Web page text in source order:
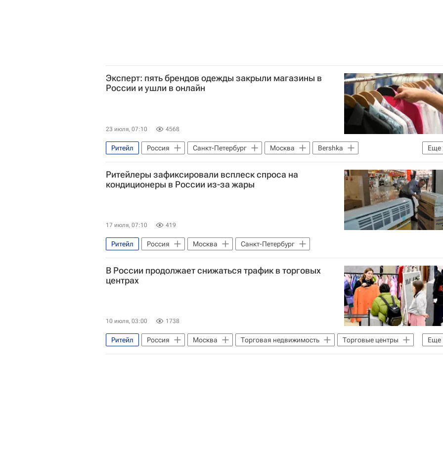
Эксперт: пять брендов одежды закрыли магазины в
России и ушли в онлайн
23 июля, 07:10 4568
Еще
Ритейл Россия Санкт-Петербург Москва
Bershka
Торговые центры
Торговая недвижимость
Ритейлеры зафиксировали всплеск спроса на
кондиционеры в России из-за жары
17 июля, 07:10 419
Ритейл Россия Москва Санкт-Петербург
В России продолжает снижаться трафик в торговых
центрах
10 июля, 03:00 1738
Еще
Ритейл Россия Москва Торговая недвижимость
Торговые центры
Коммерческая недвижимость